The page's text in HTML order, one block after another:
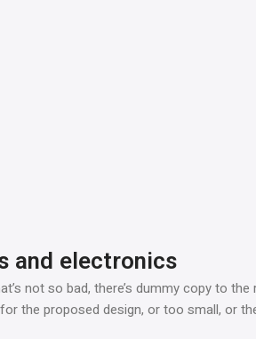
and electronics
not so bad, there’s dummy copy to
the proposed design, or too small, or